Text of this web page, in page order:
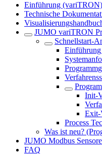
Einführung (variTRON)
Technische
JUMO variTRON
Schnellstart-
Init-
Exit-
Process
Was ist neu?
JUMO Modbus
FAQ